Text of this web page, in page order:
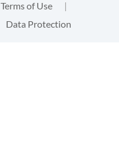
Terms of Use
|
Data Protection